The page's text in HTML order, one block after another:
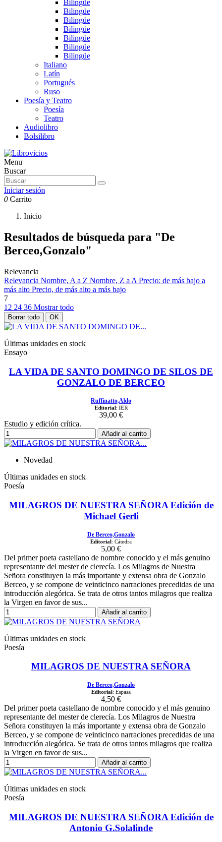
Bilingüe
Bilingüe
Bilingüe
Bilingüe
Bilingüe
Bilingüe
Bilingüe
Italiano
Latín
Portugués
Ruso
Poesía y Teatro
Poesía
Teatro
Audiolibro
Bolsilibro
Menu
Buscar
Iniciar sesión
0 Carrito
Inicio
Resultados de búsqueda para "De
Berceo,Gonzalo"
Relevancia
Relevancia Nombre, A a Z Nombre, Z a A Precio: de más bajo a
más alto Precio, de más alto a más bajo
7
12 24 36 Mostrar todo
Borrar todo OK
Últimas unidades en stock
Ensayo
LA VIDA DE SANTO DOMINGO DE SILOS DE
GONZALO DE BERCEO
Ruffinatto,Aldo
Editorial : IER
39,00 €
Estudio y edición crítica.
Añadir al carrito
Novedad
Últimas unidades en stock
Poesía
MILAGROS DE NUESTRA SEÑORA Edición de
Michael Gerli
De Berceo,Gonzalo
Editorial: Cátedra
5,00 €
Del primer poeta castellano de nombre conocido y el más genuino
representante del mester de clerecía. Los Milagros de Nuestra
Señora constituyen la más importante y extensa obra de Gonzalo
Berceo, y se compone de veinticinco narraciones precedidas de una
introducción alegórica. Se trata de otros tantos milagros que realiza
la Virgen en favor de sus...
Añadir al carrito
Últimas unidades en stock
Poesía
MILAGROS DE NUESTRA SEÑORA
De Berceo,Gonzalo
Editorial: Espasa
4,50 €
Del primer poeta castellano de nombre conocido y el más genuino
representante del mester de clerecía. Los Milagros de Nuestra
Señora constituyen la más importante y extensa obra de Gonzalo
Berceo, y se compone de veinticinco narraciones precedidas de una
introducción alegórica. Se trata de otros tantos milagros que realiza
la Virgen en favor de sus...
Añadir al carrito
Últimas unidades en stock
Poesía
MILAGROS DE NUESTRA SEÑORA Edición de
Antonio G.Solalinde